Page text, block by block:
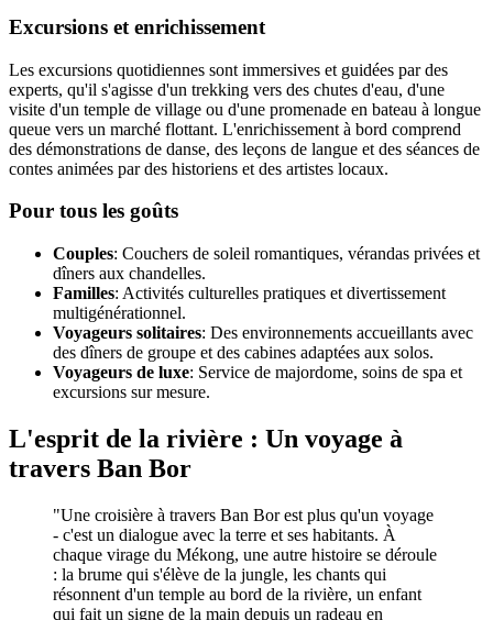
Excursions et enrichissement
Les excursions quotidiennes sont immersives et guidées par des
experts, qu'il s'agisse d'un trekking vers des chutes d'eau, d'une
visite d'un temple de village ou d'une promenade en bateau à longue
queue vers un marché flottant. L'enrichissement à bord comprend
des démonstrations de danse, des leçons de langue et des séances de
contes animées par des historiens et des artistes locaux.
Pour tous les goûts
Couples: Couchers de soleil romantiques, vérandas privées et
dîners aux chandelles.
Familles: Activités culturelles pratiques et divertissement
multigénérationnel.
Voyageurs solitaires: Des environnements accueillants avec
des dîners de groupe et des cabines adaptées aux solos.
Voyageurs de luxe: Service de majordome, soins de spa et
excursions sur mesure.
L'esprit de la rivière : Un voyage à
travers Ban Bor
"Une croisière à travers Ban Bor est plus qu'un voyage
- c'est un dialogue avec la terre et ses habitants. À
chaque virage du Mékong, une autre histoire se déroule
: la brume qui s'élève de la jungle, les chants qui
résonnent d'un temple au bord de la rivière, un enfant
qui fait un signe de la main depuis un radeau en